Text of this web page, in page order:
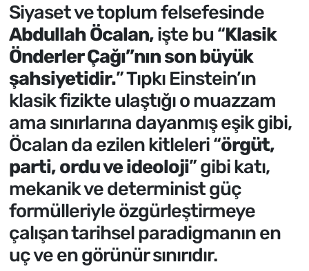
Siyaset ve toplum felsefesinde
Abdullah Öcalan,işte bu “Klasik
Önderler Çağı”nın son büyük
şahsiyetidir.” Tıpkı Einstein’ın
klasik fizikte ulaştığı o muazzam
ama sınırlarına dayanmış eşik gibi,
Öcalan da ezilen kitleleri “örgüt,
parti, ordu ve ideoloji” gibi katı,
mekanik ve determinist güç
formülleriyle özgürleştirmeye
çalışan tarihsel paradigmanın en
uç ve en görünür sınırıdır.